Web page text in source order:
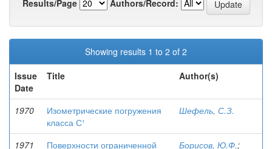
Results/Page
Authors/Record:
Showing results 1 to 2 of 2
Issue
Date
Title Author(s)
1970
Изометрические погружения
класса С¹
Шефель, С.З.
1971
Поверхности ограниченной
Борисов, Ю.Ф.;